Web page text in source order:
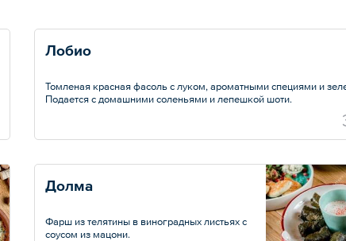
Лобио
Томленая красная фасоль с луком, ароматными специями и
Подается с домашними соленьями и лепешкой шоти.
Долма
Фарш из телятины в виноградных листьях с
соусом из мацони.